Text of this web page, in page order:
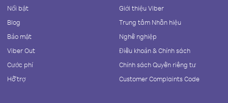
Nổi bật
Blog
Bảo mật
Viber Out
Cước phí
Hỗ trợ
Giới thiệu Viber
Trung tâm Nhãn hiệu
Nghề nghiệp
Điều khoản & Chính sách
Chính sách Quyền riêng tư
Customer Complaints Code